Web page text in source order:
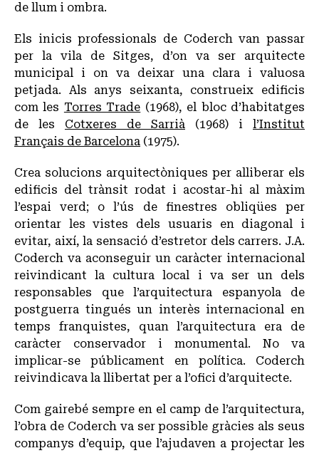
de llum i ombra.
Els inicis professionals de Coderch van passar
per la vila de Sitges, d’on va ser arquitecte
municipal i on va deixar una clara i valuosa
petjada. Als anys seixanta, construeix edificis
com les Torres Trade (1968), el bloc d’habitatges
de les Cotxeres de Sarrià (1968) i l’Institut
Français de Barcelona (1975).
Crea solucions arquitectòniques per alliberar els
edificis del trànsit rodat i acostar-hi al màxim
l’espai verd; o l’ús de finestres obliqües per
orientar les vistes dels usuaris en diagonal i
evitar, així, la sensació d’estretor dels carrers. J.A.
Coderch va aconseguir un caràcter internacional
reivindicant la cultura local i va ser un dels
responsables que l’arquitectura espanyola de
postguerra tingués un interès internacional en
temps franquistes, quan l’arquitectura era de
caràcter conservador i monumental. No va
implicar-se públicament en política. Coderch
reivindicava la llibertat per a l’ofici d’arquitecte.
Com gairebé sempre en el camp de l’arquitectura,
l’obra de Coderch va ser possible gràcies als seus
companys d’equip, que l’ajudaven a projectar les